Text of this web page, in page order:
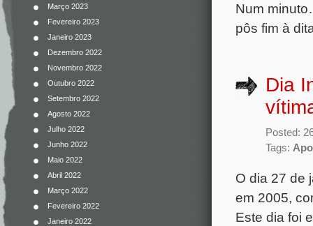
Março 2023
Fevereiro 2023
Janeiro 2023
Dezembro 2022
Novembro 2022
Outubro 2022
Setembro 2022
Agosto 2022
Julho 2022
Junho 2022
Maio 2022
Abril 2022
Março 2022
Fevereiro 2022
Janeiro 2022
Num
pôs fim à
Dia
Posted:
Tags:
O dia 27 de
em 2005,
Este dia foi